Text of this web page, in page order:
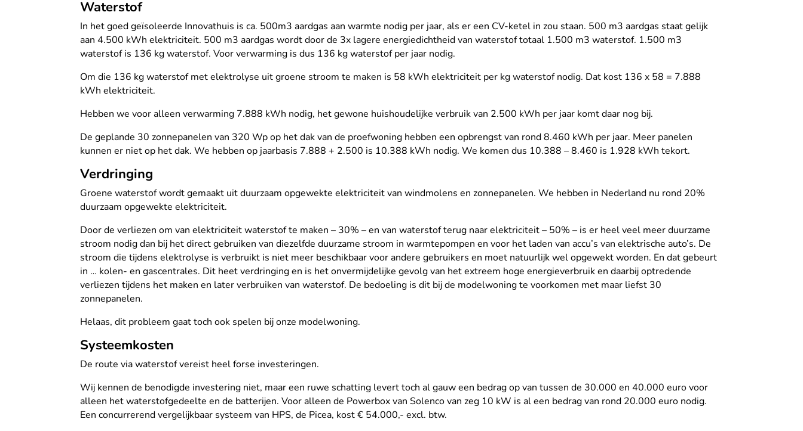
Waterstof
In het goed geïsoleerde Innovathuis is ca. 500m3 aardgas aan warmte nodig per jaar, als er een CV-ketel in zou staan. 500 m3 aardgas staat gelijk
aan 4.500 kWh elektriciteit. 500 m3 aardgas wordt door de 3x lagere energiedichtheid van waterstof totaal 1.500 m3 waterstof. 1.500 m3
waterstof is 136 kg waterstof. Voor verwarming is dus 136 kg waterstof per jaar nodig.
Om die 136 kg waterstof met elektrolyse uit groene stroom te maken is 58 kWh elektriciteit per kg waterstof nodig. Dat kost 136 x 58 = 7.888
kWh elektriciteit.
Hebben we voor alleen verwarming 7.888 kWh nodig, het gewone huishoudelijke verbruik van 2.500 kWh per jaar komt daar nog bij.
De geplande 30 zonnepanelen van 320 Wp op het dak van de proefwoning hebben een opbrengst van rond 8.460 kWh per jaar. Meer panelen
kunnen er niet op het dak. We hebben op jaarbasis 7.888 + 2.500 is 10.388 kWh nodig. We komen dus 10.388 – 8.460 is 1.928 kWh tekort.
Verdringing
Groene waterstof wordt gemaakt uit duurzaam opgewekte elektriciteit van windmolens en zonnepanelen. We hebben in Nederland nu rond 20%
duurzaam opgewekte elektriciteit.
Door de verliezen om van elektriciteit waterstof te maken – 30% – en van waterstof terug naar elektriciteit – 50% – is er heel veel meer duurzame
stroom nodig dan bij het direct gebruiken van diezelfde duurzame stroom in warmtepompen en voor het laden van accu’s van elektrische auto’s. De
stroom die tijdens elektrolyse is verbruikt is niet meer beschikbaar voor andere gebruikers en moet natuurlijk wel opgewekt worden. En dat gebeurt
in … kolen- en gascentrales. Dit heet verdringing en is het onvermijdelijke gevolg van het extreem hoge energieverbruik en daarbij optredende
verliezen tijdens het maken en later verbruiken van waterstof. De bedoeling is dit bij de modelwoning te voorkomen met maar liefst 30
zonnepanelen.
Helaas, dit probleem gaat toch ook spelen bij onze modelwoning.
Systeemkosten
De route via waterstof vereist heel forse investeringen.
Wij kennen de benodigde investering niet, maar een ruwe schatting levert toch al gauw een bedrag op van tussen de 30.000 en 40.000 euro voor
alleen het waterstofgedeelte en de batterijen. Voor alleen de Powerbox van Solenco van zeg 10 kW is al een bedrag van rond 20.000 euro nodig.
Een concurrerend vergelijkbaar systeem van HPS, de Picea, kost € 54.000,- excl. btw.